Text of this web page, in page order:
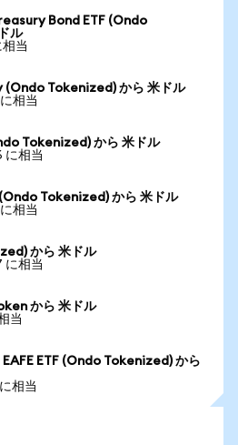
Bond ETF (Ondo
ル
当
Tokenized) から 米ドル
相当
Tokenized) から 米ドル
に相当
(Ondo Tokenized) から 米ドル
相当
から 米ドル
に相当
から 米ドル
当
ETF (Ondo Tokenized) から
相当